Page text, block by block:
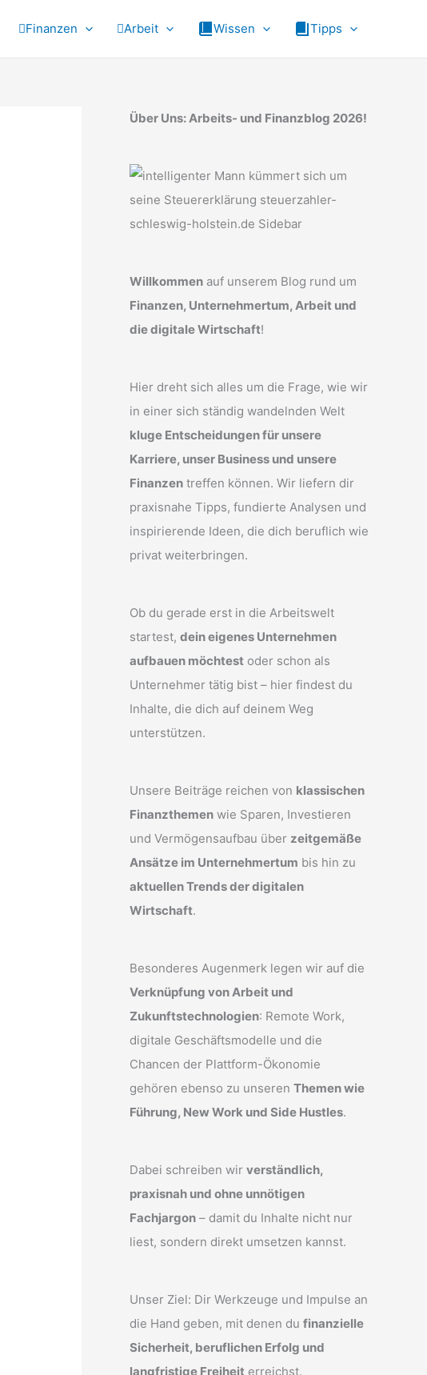
Finanzen Arbeit Wissen Tipps
Über Uns: Arbeits- und Finanzblog 2026!
Willkommen auf unserem Blog rund um
Finanzen, Unternehmertum, Arbeit und
die digitale Wirtschaft!
Hier dreht sich alles um die Frage, wie wir
in einer sich ständig wandelnden Welt
kluge Entscheidungen für unsere
Karriere, unser Business und unsere
Finanzen treffen können. Wir liefern dir
praxisnahe Tipps, fundierte Analysen und
inspirierende Ideen, die dich beruflich wie
privat weiterbringen.
Ob du gerade erst in die Arbeitswelt
startest, dein eigenes Unternehmen
aufbauen möchtest oder schon als
Unternehmer tätig bist – hier findest du
Inhalte, die dich auf deinem Weg
unterstützen.
Unsere Beiträge reichen von klassischen
Finanzthemen wie Sparen, Investieren
und Vermögensaufbau über zeitgemäße
Ansätze im Unternehmertum bis hin zu
aktuellen Trends der digitalen
Wirtschaft.
Besonderes Augenmerk legen wir auf die
Verknüpfung von Arbeit und
Zukunftstechnologien: Remote Work,
digitale Geschäftsmodelle und die
Chancen der Plattform-Ökonomie
gehören ebenso zu unseren Themen wie
Führung, New Work und Side Hustles.
Dabei schreiben wir verständlich,
praxisnah und ohne unnötigen
Fachjargon – damit du Inhalte nicht nur
liest, sondern direkt umsetzen kannst.
Unser Ziel: Dir Werkzeuge und Impulse an
die Hand geben, mit denen du finanzielle
Sicherheit, beruflichen Erfolg und
langfristige Freiheit erreichst.